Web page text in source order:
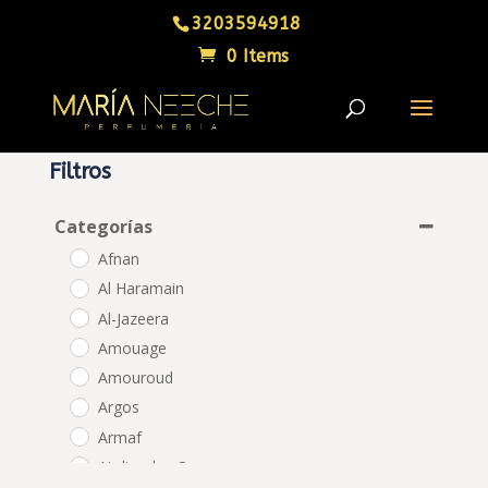
3203594918
0 Items
Filtros
Categorías
Afnan
Al Haramain
Al-Jazeera
Amouage
Amouroud
Argos
Armaf
Atelier des Ors